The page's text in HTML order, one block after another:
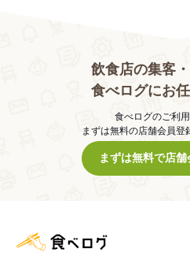
飲食店の集客
食べログにお
食べログのご利用
まずは無料の店舗会員登
まずは無料で店